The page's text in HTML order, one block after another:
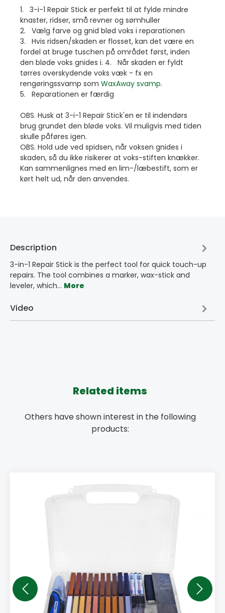
1. 3-i-1 Repair Stick er perfekt til at fylde mindre
knaster, ridser, små revner og sømhuller
2. Vælg farve og gnid blød voks i reparationen
3. Hvis ridsen/skaden er flosset, kan det være en
fordel at bruge tuschen på området først, inden
den bløde voks gnides i. 4. Når skaden er fyldt
tørres overskydende voks væk - fx en
rengøringssvamp som WaxAway svamp.
5. Reparationen er færdig
OBS. Husk at 3-i-1 Repair Stick'en er til indendørs
brug grundet den bløde voks. Vil muligvis med tiden
skulle påføres igen.
OBS. Hold ude ved spidsen, når voksen gnides i
skaden, så du ikke risikerer at voks-stiften knækker.
Kan sammenlignes med en lim-/læbestift, som er
kørt helt ud, når den anvendes.
Description
3-in-1 Repair Stick is the perfect tool for quick touch-up
repairs. The tool combines a marker, wax-stick and
leveler, which… More
Video
Related items
Others have shown interest in the following
products: